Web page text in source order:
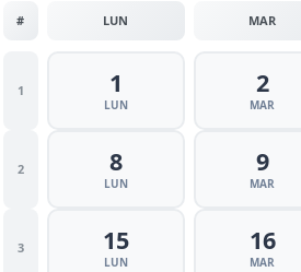
# LUN MAR
1 1
LUN
2
MAR
2 8
LUN
9
MAR
3 15
LUN
16
MAR